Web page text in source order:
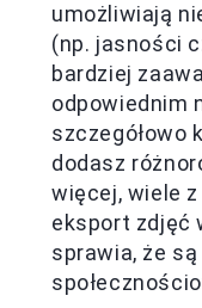
umożliwiają
(np. jasności
bardziej
odpowiednim
szczegółowo
dodasz
więcej, wiele
eksport zdjęć
sprawia, że